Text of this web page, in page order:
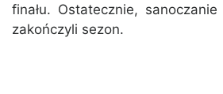
finału. Ostatecznie,
zakończyli sezon.